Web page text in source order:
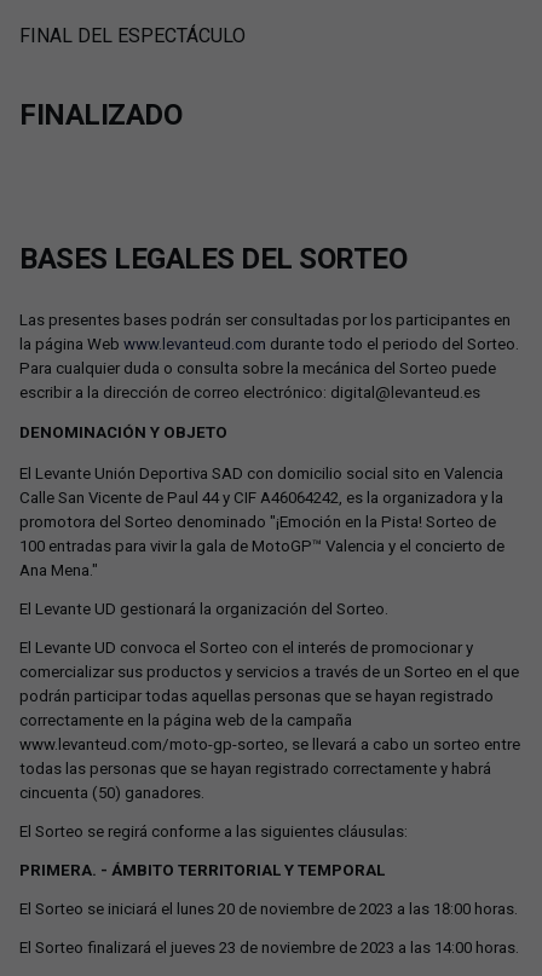
FINAL DEL ESPECTÁCULO
FINALIZADO
BASES LEGALES DEL SORTEO
Las presentes bases podrán ser consultadas por los participantes en
la página Web www.levanteud.com durante todo el periodo del Sorteo.
Para cualquier duda o consulta sobre la mecánica del Sorteo puede
escribir a la dirección de correo electrónico: digital@levanteud.es
DENOMINACIÓN Y OBJETO
El Levante Unión Deportiva SAD con domicilio social sito en Valencia
Calle San Vicente de Paul 44 y CIF A46064242, es la organizadora y la
promotora del Sorteo denominado "¡Emoción en la Pista! Sorteo de
100 entradas para vivir la gala de MotoGP™ Valencia y el concierto de
Ana Mena."
El Levante UD gestionará la organización del Sorteo.
El Levante UD convoca el Sorteo con el interés de promocionar y
comercializar sus productos y servicios a través de un Sorteo en el que
podrán participar todas aquellas personas que se hayan registrado
correctamente en la página web de la campaña
www.levanteud.com/moto-gp-sorteo, se llevará a cabo un sorteo entre
todas las personas que se hayan registrado correctamente y habrá
cincuenta (50) ganadores.
El Sorteo se regirá conforme a las siguientes cláusulas:
PRIMERA. - ÁMBITO TERRITORIAL Y TEMPORAL
El Sorteo se iniciará el lunes 20 de noviembre de 2023 a las 18:00 horas.
El Sorteo finalizará el jueves 23 de noviembre de 2023 a las 14:00 horas.